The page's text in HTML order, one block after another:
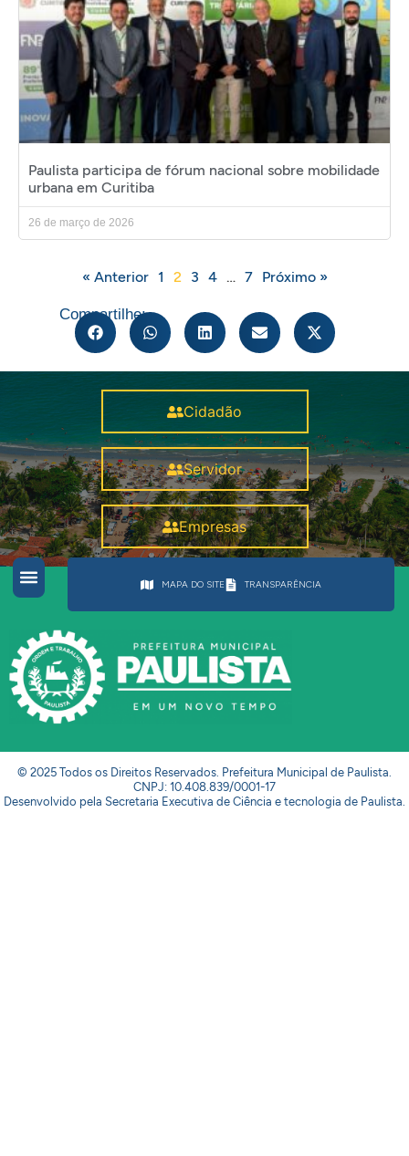
Paulista participa de fórum nacional sobre mobilidade
urbana em Curitiba
26 de março de 2026
« Anterior 1 2 3 4 … 7 Próximo »
Compartilhe:
Cidadão
Servidor
Empresas
MAPA DO SITE TRANSPARÊNCIA
© 2025 Todos os Direitos Reservados. Prefeitura Municipal de Paulista.
CNPJ: 10.408.839/0001-17
Desenvolvido pela Secretaria Executiva de Ciência e tecnologia de Paulista.